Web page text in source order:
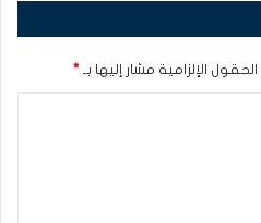
الحقول الإلزامية مشار إليها بـ *